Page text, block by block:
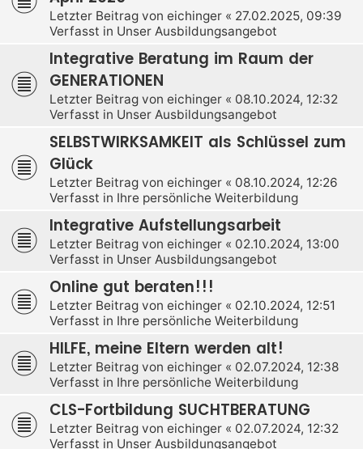
Letzter Beitrag von eichinger « 27.02.2025, 09:39
Verfasst in Unser Ausbildungsangebot
Integrative Beratung im Raum der
GENERATIONEN
Letzter Beitrag von eichinger « 08.10.2024, 12:32
Verfasst in Unser Ausbildungsangebot
SELBSTWIRKSAMKEIT als Schlüssel zum
Glück
Letzter Beitrag von eichinger « 08.10.2024, 12:26
Verfasst in Ihre persönliche Weiterbildung
Integrative Aufstellungsarbeit
Letzter Beitrag von eichinger « 02.10.2024, 13:00
Verfasst in Unser Ausbildungsangebot
Online gut beraten!!!
Letzter Beitrag von eichinger « 02.10.2024, 12:51
Verfasst in Ihre persönliche Weiterbildung
HILFE, meine Eltern werden alt!
Letzter Beitrag von eichinger « 02.07.2024, 12:38
Verfasst in Ihre persönliche Weiterbildung
CLS-Fortbildung SUCHTBERATUNG
Letzter Beitrag von eichinger « 02.07.2024, 12:32
Verfasst in Unser Ausbildungsangebot